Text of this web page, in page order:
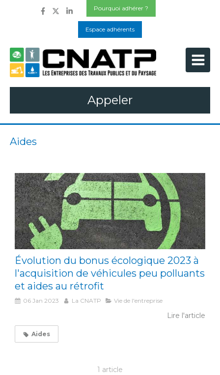
Pourquoi adhérer ?
Espace adhérents
Appeler
Aides
Évolution du bonus écologique 2023 à
l'acquisition de véhicules peu polluants
et aides au rétrofit
06 Jan 2023 La CNATP Vie de l'entreprise
Lire l'article
Aides
1 article